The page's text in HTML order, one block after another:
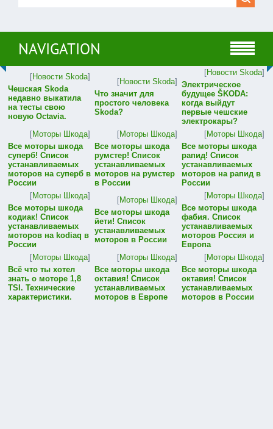
NAVIGATION
[Новости Skoda]
Чешская Skoda
недавно выкатила
на тесты свою
новую Octavia.
[Новости Skoda]
Что значит для
простого человека
Skoda?
[Новости Skoda]
Электрическое
будущее ŠKODA:
когда выйдут
первые чешские
электрокары?
[Моторы Шкода]
Все моторы шкода
суперб! Список
устанавливаемых
моторов на суперб в
России
[Моторы Шкода]
Все моторы шкода
румстер! Список
устанавливаемых
моторов на румстер
в России
[Моторы Шкода]
Все моторы шкода
рапид! Список
устанавливаемых
моторов на рапид в
России
[Моторы Шкода]
Все моторы шкода
кодиак! Список
устанавливаемых
моторов на kodiaq в
России
[Моторы Шкода]
Все моторы шкода
йети! Список
устанавливаемых
моторов в России
[Моторы Шкода]
Все моторы шкода
фабия. Список
устанавливаемых
моторов Россия и
Европа
[Моторы Шкода]
Всё что ты хотел
знать о моторе 1,8
TSI. Технические
характеристики.
[Моторы Шкода]
Все моторы шкода
октавия! Список
устанавливаемых
моторов в Европе
[Моторы Шкода]
Все моторы шкода
октавия! Список
устанавливаемых
моторов в России